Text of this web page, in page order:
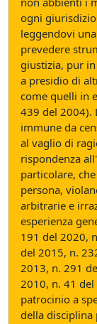
ogni
leggendovi
prevedere
giustizia, pur
a presidio di
come quelli in
439 del 2004).
immune da
al vaglio di
rispondenza
particolare,
persona,
arbitrarie e
esperienza
191 del 2020,
del 2015, n.
2013, n. 291
2010, n. 41
patrocinio a
della disciplina